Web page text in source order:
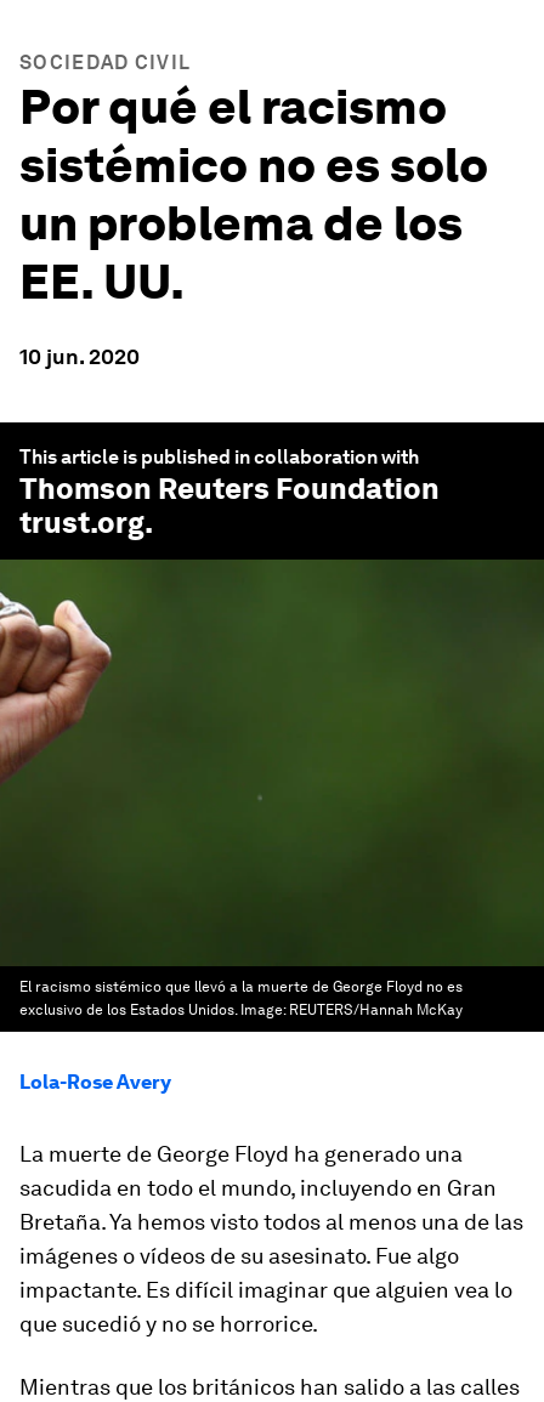
SOCIEDAD CIVIL
Por qué el racismo
sistémico no es solo
un problema de los
EE. UU.
10 jun. 2020
This article is published in collaboration with
Thomson Reuters Foundation
trust.org.
El racismo sistémico que llevó a la muerte de George Floyd no es
exclusivo de los Estados Unidos. Image: REUTERS/Hannah McKay
Lola-Rose Avery
La muerte de George Floyd ha generado una
sacudida en todo el mundo, incluyendo en Gran
Bretaña. Ya hemos visto todos al menos una de las
imágenes o vídeos de su asesinato. Fue algo
impactante. Es difícil imaginar que alguien vea lo
que sucedió y no se horrorice.
Mientras que los británicos han salido a las calles